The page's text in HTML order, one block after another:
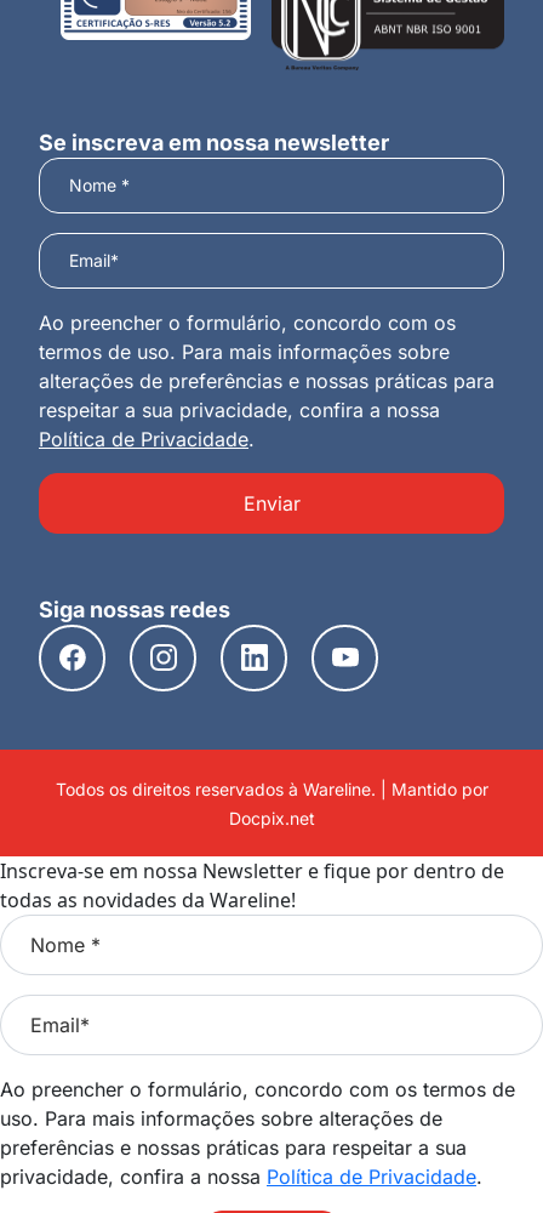
Se inscreva em nossa newsletter
Ao preencher o formulário, concordo com os
termos de uso. Para mais informações sobre
alterações de preferências e nossas práticas para
respeitar a sua privacidade, confira a nossa
Política de Privacidade.
Enviar
Siga nossas redes
Todos os direitos reservados à Wareline. | Mantido por
Docpix.net
Inscreva-se em nossa Newsletter e fique por dentro de
todas as novidades da Wareline!
Ao preencher o formulário, concordo com os termos de
uso. Para mais informações sobre alterações de
preferências e nossas práticas para respeitar a sua
privacidade, confira a nossa Política de Privacidade.